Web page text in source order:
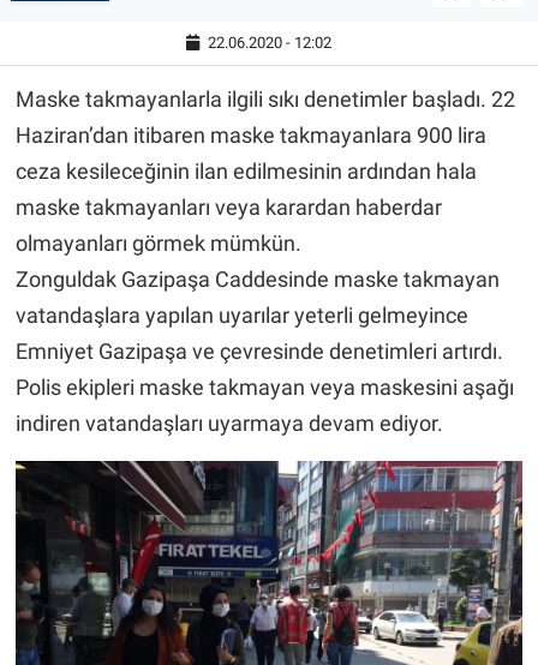
22.06.2020 - 12:02
Maske takmayanlarla ilgili sıkı denetimler başladı. 22
Haziran’dan itibaren maske takmayanlara 900 lira
ceza kesileceğinin ilan edilmesinin ardından hala
maske takmayanları veya karardan haberdar
olmayanları görmek mümkün.
Zonguldak Gazipaşa Caddesinde maske takmayan
vatandaşlara yapılan uyarılar yeterli gelmeyince
Emniyet Gazipaşa ve çevresinde denetimleri artırdı.
Polis ekipleri maske takmayan veya maskesini aşağı
indiren vatandaşları uyarmaya devam ediyor.